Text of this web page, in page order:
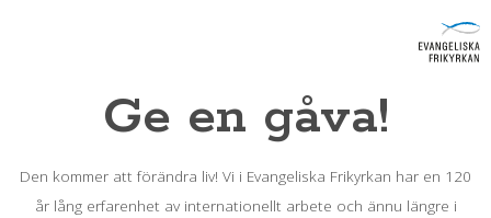
Ge en gåva!
Den kommer att förändra liv! Vi i Evangeliska Frikyrkan har en 120
år lång erfarenhet av internationellt arbete och ännu längre i